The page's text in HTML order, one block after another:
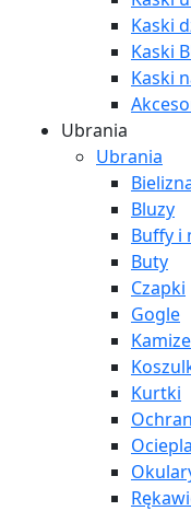
Kaski
Kaski
Kaski
Ubrania
Ubrania
Bluzy
Buffy i
Buty
Czapki
Gogle
Kurtki